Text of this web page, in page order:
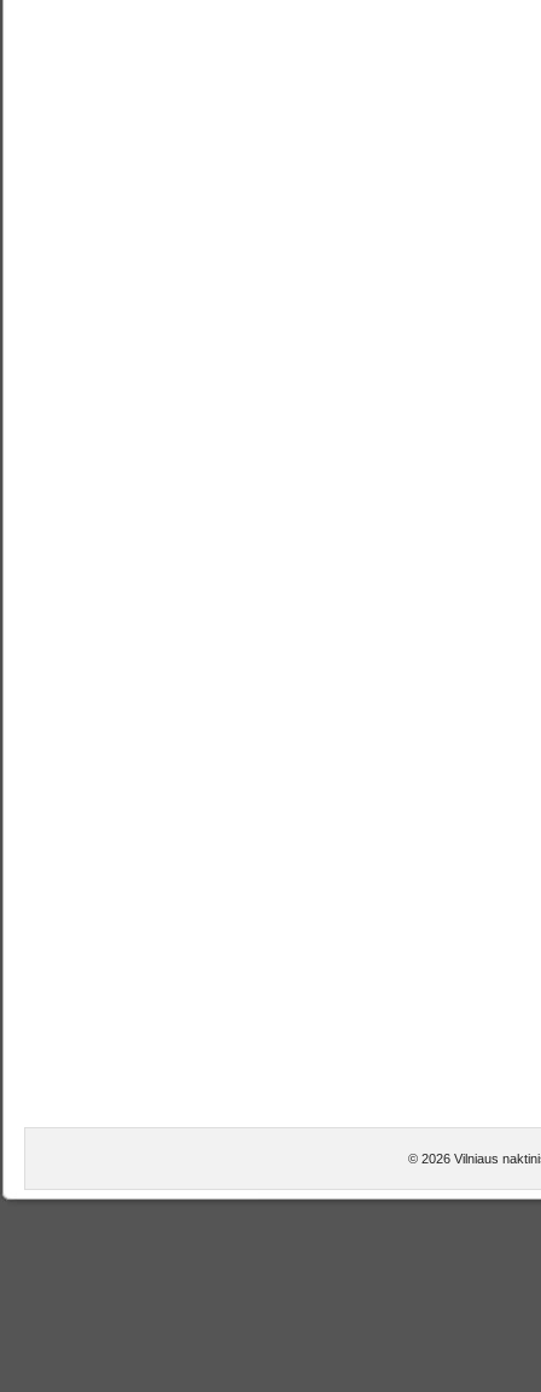
© 2026 Vilniaus